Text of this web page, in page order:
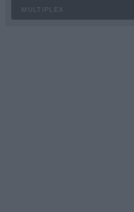
MULTIPLEX